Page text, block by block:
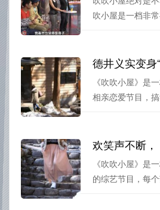
吹小屋是一档非
《吹吹小屋》是
相亲恋爱节目，
《吹吹小屋》是
的综艺节目，每